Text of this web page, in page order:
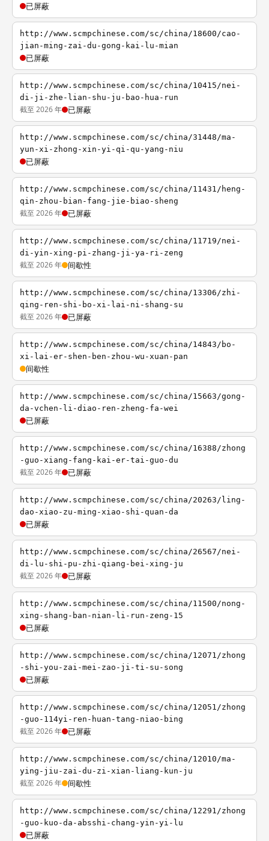
已屏蔽
http://www.scmpchinese.com/sc/china/18600/cao-
jian-ming-zai-du-gong-kai-lu-mian
已屏蔽
http://www.scmpchinese.com/sc/china/10415/nei-
di-ji-zhe-lian-shu-ju-bao-hua-run
截至 2026 年 已屏蔽
http://www.scmpchinese.com/sc/china/31448/ma-
yun-xi-zhong-xin-yi-qi-qu-yang-niu
已屏蔽
http://www.scmpchinese.com/sc/china/11431/heng-
qin-zhou-bian-fang-jie-biao-sheng
截至 2026 年 已屏蔽
http://www.scmpchinese.com/sc/china/11719/nei-
di-yin-xing-pi-zhang-ji-ya-ri-zeng
截至 2026 年 间歇性
http://www.scmpchinese.com/sc/china/13306/zhi-
qing-ren-shi-bo-xi-lai-ni-shang-su
截至 2026 年 已屏蔽
http://www.scmpchinese.com/sc/china/14843/bo-
xi-lai-er-shen-ben-zhou-wu-xuan-pan
间歇性
http://www.scmpchinese.com/sc/china/15663/gong-
da-vchen-li-diao-ren-zheng-fa-wei
已屏蔽
http://www.scmpchinese.com/sc/china/16388/zhong
-guo-xiang-fang-kai-er-tai-guo-du
截至 2026 年 已屏蔽
http://www.scmpchinese.com/sc/china/20263/ling-
dao-xiao-zu-ming-xiao-shi-quan-da
已屏蔽
http://www.scmpchinese.com/sc/china/26567/nei-
di-lu-shi-pu-zhi-qiang-bei-xing-ju
截至 2026 年 已屏蔽
http://www.scmpchinese.com/sc/china/11500/nong-
xing-shang-ban-nian-li-run-zeng-15
已屏蔽
http://www.scmpchinese.com/sc/china/12071/zhong
-shi-you-zai-mei-zao-ji-ti-su-song
已屏蔽
http://www.scmpchinese.com/sc/china/12051/zhong
-guo-114yi-ren-huan-tang-niao-bing
截至 2026 年 已屏蔽
http://www.scmpchinese.com/sc/china/12010/ma-
ying-jiu-zai-du-zi-xian-liang-kun-ju
截至 2026 年 间歇性
http://www.scmpchinese.com/sc/china/12291/zhong
-guo-kuo-da-absshi-chang-yin-yi-lu
已屏蔽